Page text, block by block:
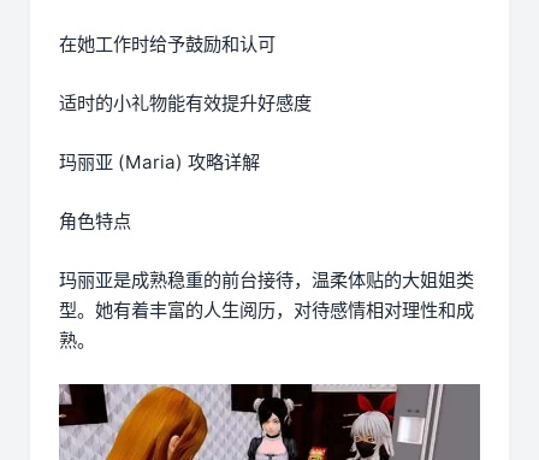
在她工作时给予鼓励和认可
适时的小礼物能有效提升好感度
玛丽亚 (Maria) 攻略详解
角色特点
玛丽亚是成熟稳重的前台接待，温柔体贴的大姐姐类
型。她有着丰富的人生阅历，对待感情相对理性和成
熟。